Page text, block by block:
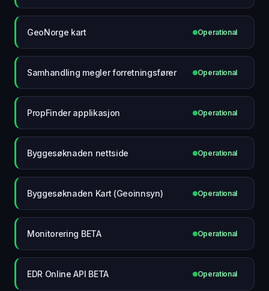
GeoNorge kart Operational
Samhandling megler forretningsfører Operational
PropFinder applikasjon Operational
Byggesøknaden nettside Operational
Byggesøknaden Kart (Geoinnsyn) Operational
Monitorering BETA Operational
EDR Online API BETA Operational